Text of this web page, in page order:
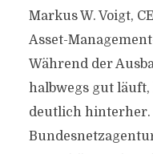
Markus W. Voigt,
Asset-
Während der
halbwegs gut
deutlich